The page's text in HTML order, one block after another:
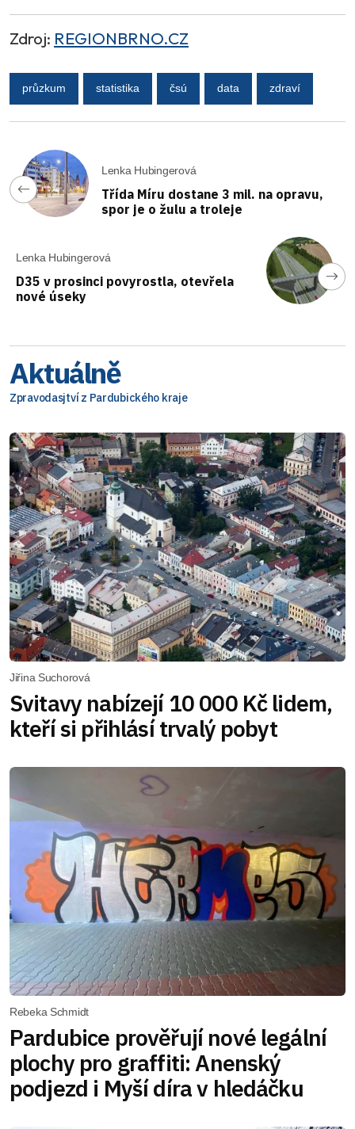
Zdroj: REGIONBRNO.CZ
průzkum statistika čsú data zdraví
Lenka Hubingerová
Třída Míru dostane 3 mil. na opravu,
spor je o žulu a troleje
Lenka Hubingerová
D35 v prosinci povyrostla, otevřela
nové úseky
Aktuálně
Zpravodasjtví z Pardubického kraje
Jiřina Suchorová
Svitavy nabízejí 10 000 Kč lidem,
kteří si přihlásí trvalý pobyt
Rebeka Schmidt
Pardubice prověřují nové legální
plochy pro graffiti: Anenský
podjezd i Myší díra v hledáčku